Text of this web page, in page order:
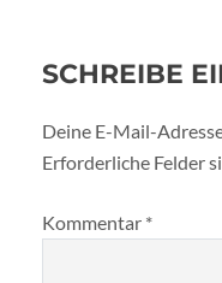
SCHREIBE
Deine E-Mail-
Erforderliche Felder
Kommentar *